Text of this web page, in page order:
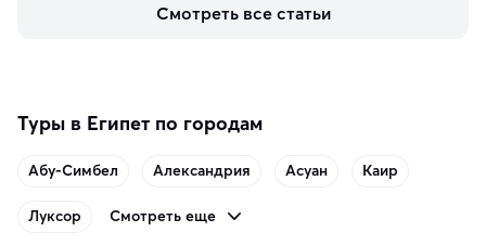
аутентичных лавках — в подарок близким или себе на
Смотреть все статьи
Туры в Египет по городам
Абу-Симбел Александрия Асуан Каир
Луксор Смотреть еще